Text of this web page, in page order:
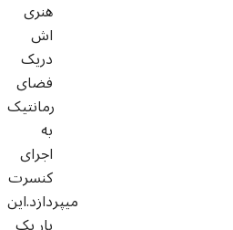
هنری
اش
دریک
فضای
رمانتیک
به
اجرای
کنسرت
میپردازد.این